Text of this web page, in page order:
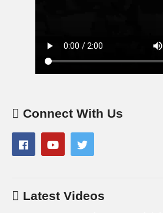
Connect With Us
Latest Videos